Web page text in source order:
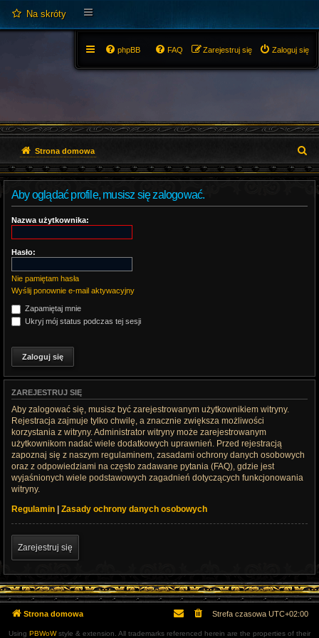
Na skróty
Zaloguj się
Zarejestruj się
FAQ
phpBB
Strona domowa
z
Aby oglądać profile, musisz się zalogować.
Nazwa użytkownika:
Hasło:
Nie pamiętam hasła
Wyślij ponownie e-mail aktywacyjny
Zapamiętaj mnie
Ukryj mój status podczas tej sesji
ZAREJESTRUJ SIĘ
Aby zalogować się, musisz być zarejestrowanym użytkownikiem witryny.
Rejestracja zajmuje tylko chwilę, a znacznie zwiększa możliwości
korzystania z witryny. Administrator witryny może zarejestrowanym
użytkownikom nadać wiele dodatkowych uprawnień. Przed rejestracją
zapoznaj się z naszym regulaminem, zasadami ochrony danych osobowych
oraz z odpowiedziami na często zadawane pytania (FAQ), gdzie jest
wyjaśnionych wiele podstawowych zagadnień dotyczących funkcjonowania
witryny.
Regulamin | Zasady ochrony danych osobowych
Zarejestruj się
Strona domowa Strefa czasowa UTC+02:00
Using PBWoWstyle & extension. All trademarks referenced herein are the properties of their